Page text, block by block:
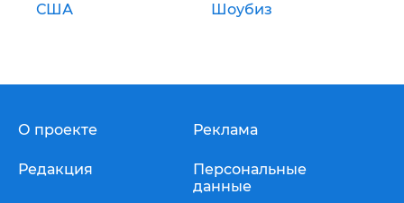
США Шоубиз
О проекте
Редакция
Реклама
Персональные
данные